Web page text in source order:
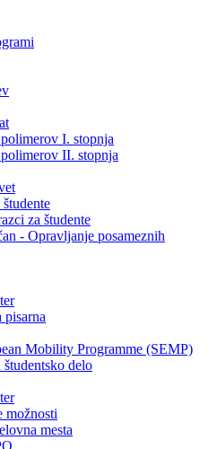
I. stopnja
II. stopnja
za študente
- Opravljanje posameznih
pisarna
Mobility Programme (SEMP)
delo
možnosti
mesta